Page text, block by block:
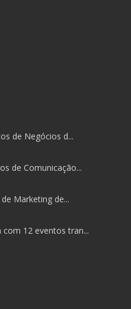
de Negócios d...
de Comunicação...
Marketing de...
com 12 eventos tran...